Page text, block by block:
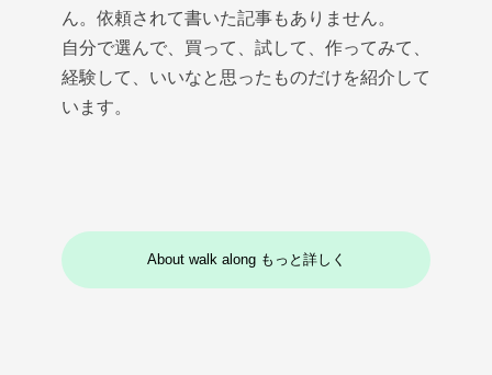
ん。依頼されて書いた記事もありません。
自分で選んで、買って、試して、作ってみて、
経験して、いいなと思ったものだけを紹介して
います。
About walk along もっと詳しく